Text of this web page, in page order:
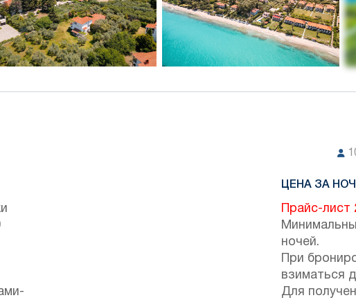
ЦЕНА ЗА
Прайс-лист
ночей.
При
взиматься
Для